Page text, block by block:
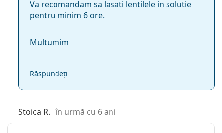
Va recomandam sa lasati lentilele in solutie
pentru minim 6 ore.
Multumim
Răspundeți
Stoica R. în urmă cu 6 ani